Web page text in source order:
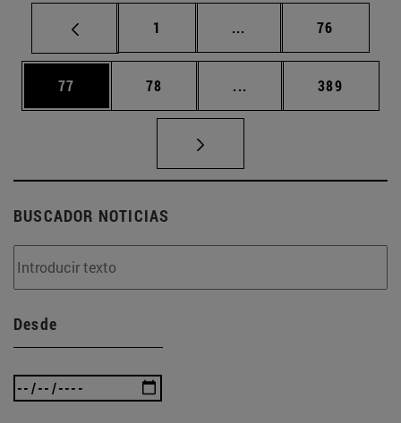
Página
1 ... Páginas intermedias
Página
76
Página
77 Página
78 ... Páginas intermedias
Página
389
BUSCADOR NOTICIAS
Desde